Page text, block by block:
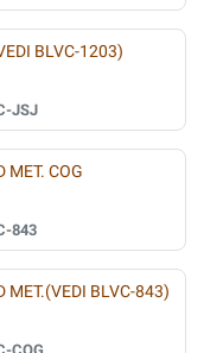
BLVC-1203)
JSJ
MET. COG
843
MET.(VEDI BLVC-843)